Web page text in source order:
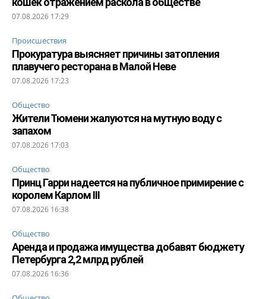
07.08.2026 17:29
Происшествия
Прокуратура выясняет причины затопления
плавучего ресторана в Малой Неве
07.08.2026 17:23
Общество
Жители Тюмени жалуются на мутную воду с
запахом
07.08.2026 17:03
Общество
Принц Гарри надеется на публичное примирение с
королем Карлом III
07.08.2026 16:38
Общество
Аренда и продажа имущества добавят бюджету
Петербурга 2,2 млрд рублей
07.08.2026 16:36